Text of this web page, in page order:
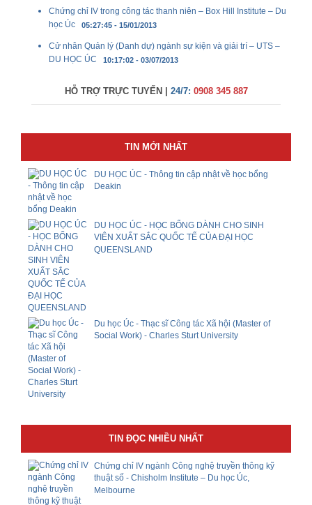
Chứng chỉ IV trong công tác thanh niên – Box Hill Institute – Du
học Úc 05:27:45 - 15/01/2013
Cử nhân Quản lý (Danh dự) ngành sự kiện và giải trí – UTS –
DU HỌC ÚC 10:17:02 - 03/07/2013
HỖ TRỢ TRỰC TUYẾN | 24/7: 0908 345 887
TIN MỚI NHẤT
DU HỌC ÚC - Thông tin cập nhật về học bổng
Deakin
DU HỌC ÚC - HỌC BỔNG DÀNH CHO SINH
VIÊN XUẤT SẮC QUỐC TẾ CỦA ĐẠI HỌC
QUEENSLAND
Du học Úc - Thạc sĩ Công tác Xã hội (Master of
Social Work) - Charles Sturt University
TIN ĐỌC NHIỀU NHẤT
Chứng chỉ IV ngành Công nghệ truyền thông kỹ
thuật số - Chisholm Institute – Du học Úc,
Melbourne